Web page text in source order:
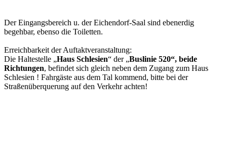
Der Eingangsbereich u. der Eichendorf-Saal sind ebenerdig
begehbar, ebenso die Toiletten.
Erreichbarkeit der Auftaktveranstaltung:
Die Haltestelle „Haus Schlesien“ der „Buslinie 520“, beide
Richtungen, befindet sich gleich neben dem Zugang zum Haus
Schlesien ! Fahrgäste aus dem Tal kommend, bitte bei der
Straßenüberquerung auf den Verkehr achten!